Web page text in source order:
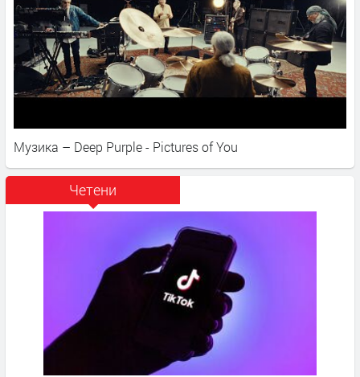
Музика – Deep Purple - Pictures of You
Четени